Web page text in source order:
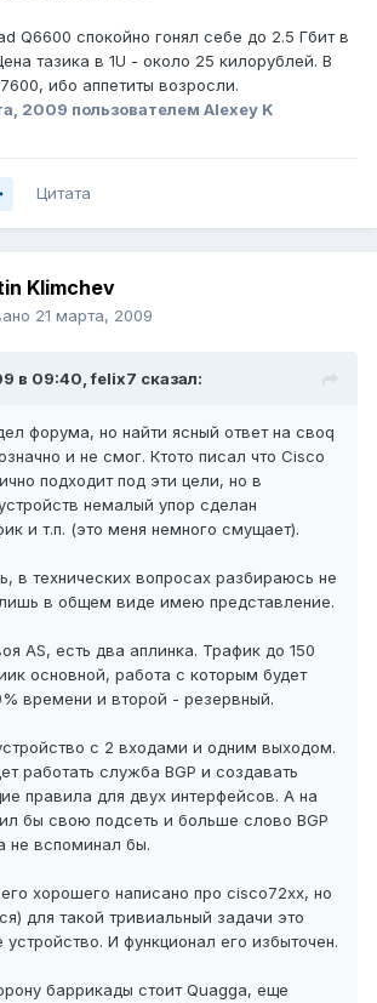
Q6600 спокойно гонял себе до 2.5 Гбит в
тазика в 1U - около 25 килорублей. В
ибо аппетиты возросли.
2009 пользователем Alexey K
Цитата
Klimchev
21 марта, 2009
в 09:40, felix7 сказал:
форума, но найти ясный ответ на своq
и не смог. Ктото писал что Cisco
подходит под эти цели, но в
немалый упор сделан
и т.п. (это меня немного смущает).
в технических вопросах разбираюсь не
в общем виде имею представление.
AS, есть два аплинка. Трафик до 150
основной, работа с которым будет
времени и второй - резервный.
с 2 входами и одним выходом.
работать служба BGP и создавать
правила для двух интерфейсов. А на
бы свою подсеть и больше слово BGP
не вспоминал бы.
хорошего написано про cisco72xx, но
для такой тривиальный задачи это
устройство. И функционал его избыточен.
баррикады стоит Quagga, еще